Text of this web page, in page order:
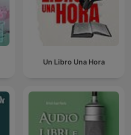
Un Libro Una Hora